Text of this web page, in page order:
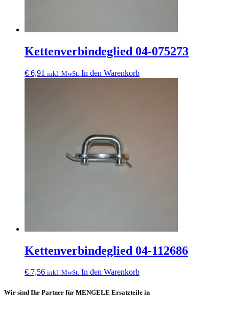
Kettenverbindeglied 04-075273
€ 6,91 inkl. MwSt. In den Warenkorb
Kettenverbindeglied 04-112686
€ 7,56 inkl. MwSt. In den Warenkorb
Wir sind Ihr Partner für MENGELE Ersatzteile in